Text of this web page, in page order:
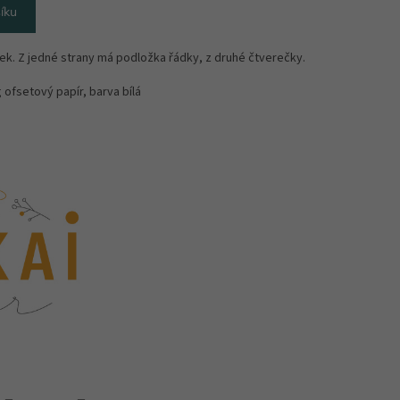
Z jedné strany má podložka řádky, z druhé čtverečky.
ofsetový papír, barva bílá